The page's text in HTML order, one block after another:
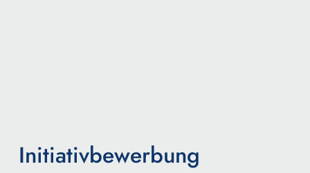
Initiativbewerbung